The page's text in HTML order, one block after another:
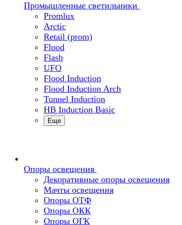
Промышленные светильники
Promlux
Arctic
Retail (prom)
Flood
Flash
UFO
Flood Induction
Flood Induction Arch
Tunnel Induction
HB Induction Basic
Еще
Опоры освещения
Декоративные опоры освещения
Мачты освещения
Опоры ОТФ
Опоры ОКК
Опоры ОГК